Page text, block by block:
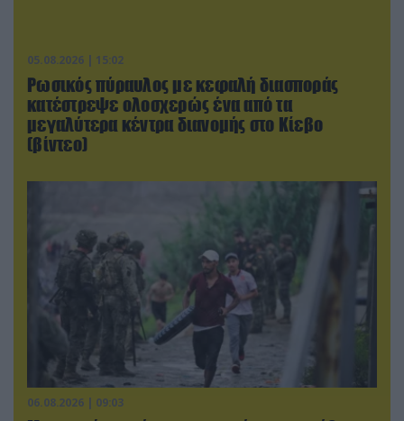
05.08.2026 | 15:02
Ρωσικός πύραυλος με κεφαλή διασποράς
κατέστρεψε ολοσχερώς ένα από τα
μεγαλύτερα κέντρα διανομής στο Κίεβο
(βίντεο)
06.08.2026 | 09:03